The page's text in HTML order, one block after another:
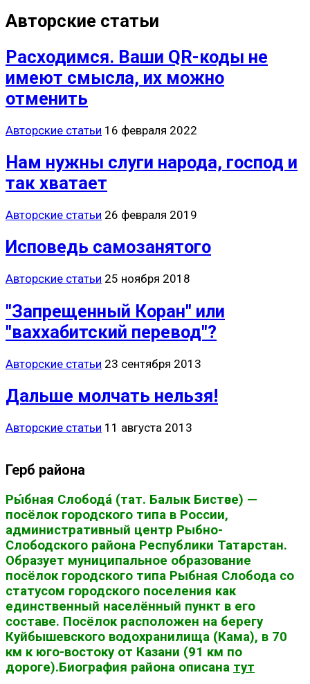
Авторские статьи
Расходимся. Ваши QR-коды не
имеют смысла, их можно
отменить
Авторские статьи 16 февраля 2022
Нам нужны слуги народа, господ и
так хватает
Авторские статьи 26 февраля 2019
Исповедь самозанятого
Авторские статьи 25 ноября 2018
"Запрещенный Коран" или
"ваххабитский перевод"?
Авторские статьи 23 сентября 2013
Дальше молчать нельзя!
Авторские статьи 11 августа 2013
Герб района
Ры́бная Слобода́ (тат. Балык Бистәсе) —
посёлок городского типа в России,
административный центр Рыбно-
Слободского района Республики Татарстан.
Образует муниципальное образование
посёлок городского типа Рыбная Слобода со
статусом городского поселения как
единственный населённый пункт в его
составе. Посёлок расположен на берегу
Куйбышевского водохранилища (Кама), в 70
км к юго-востоку от Казани (91 км по
дороге).Биография района описана тут